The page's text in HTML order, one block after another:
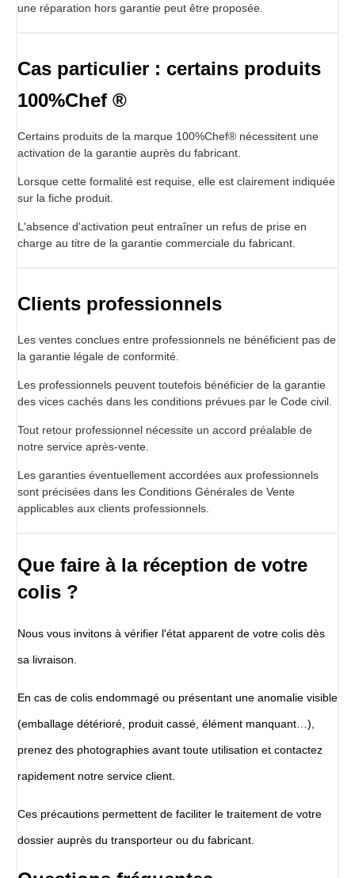
une réparation hors garantie peut être proposée.
Cas particulier : certains produits
100%Chef ®
Certains produits de la marque 100%Chef® nécessitent une
activation de la garantie auprès du fabricant.
Lorsque cette formalité est requise, elle est clairement indiquée
sur la fiche produit.
L'absence d'activation peut entraîner un refus de prise en
charge au titre de la garantie commerciale du fabricant.
Clients professionnels
Les ventes conclues entre professionnels ne bénéficient pas de
la garantie légale de conformité.
Les professionnels peuvent toutefois bénéficier de la garantie
des vices cachés dans les conditions prévues par le Code civil.
Tout retour professionnel nécessite un accord préalable de
notre service après-vente.
Les garanties éventuellement accordées aux professionnels
sont précisées dans les Conditions Générales de Vente
applicables aux clients professionnels.
Que faire à la réception de votre
colis ?
Nous vous invitons à vérifier l'état apparent de votre colis dès
sa livraison.
En cas de colis endommagé ou présentant une anomalie visible
(emballage détérioré, produit cassé, élément manquant…),
prenez des photographies avant toute utilisation et contactez
rapidement notre service client.
Ces précautions permettent de faciliter le traitement de votre
dossier auprès du transporteur ou du fabricant.